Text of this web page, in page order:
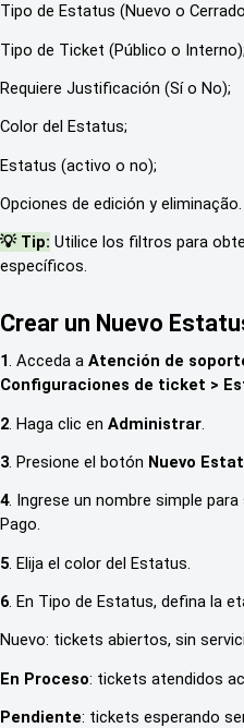
Tipo de Estatus (Nuevo o
Tipo de Ticket (Público o Interno);
Requiere Justificación (Sí o No);
Color del Estatus;
Estatus (activo o no);
Opciones de edición y eliminação.
💡 Tip: Utilice los filtros para
específicos.
Crear un Nuevo
1. Acceda a Atención de
Configuraciones de ticket >
2 . Haga clic en Administrar
3. Presione el botón Nuevo
4. Ingrese un nombre simple
Pago.
5 . Elija el color del Estatus.
6. En Tipo de Estatus, defina la
Nuevo: tickets abiertos, sin
En Proceso: tickets atendidos
Pendiente: tickets esperando